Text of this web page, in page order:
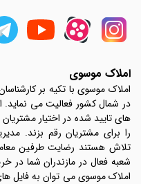
املاک موسوی
املاک موسوی با تکیه بر
در شمال کشور فعالیت می نماید.
های تایید شده در اختیار
را برای مشتریان رقم بزند.
شعبه فعال در مازندران شما در
املاک موسوی می توان به فایل